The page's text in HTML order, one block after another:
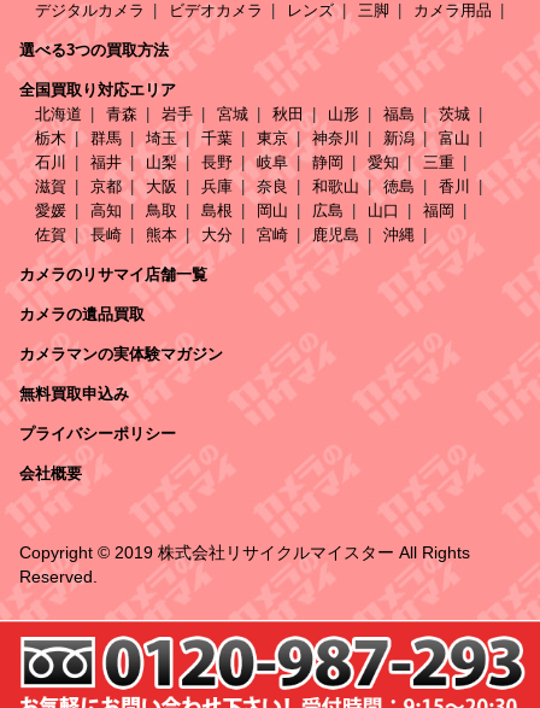
デジタルカメラ
ビデオカメラ レンズ 三脚 カメラ用品
選べる3つの買取方法
全国買取り対応エリア
北海道
青森 岩手 宮城 秋田 山形 福島
茨城
栃木
群馬 埼玉 千葉 東京 神奈川 新潟
富山
石川
福井 山梨 長野 岐阜 静岡 愛知
三重
滋賀
京都 大阪 兵庫 奈良 和歌山 徳島
香川
愛媛
高知 鳥取 島根 岡山 広島 山口
福岡
佐賀
長崎 熊本 大分 宮崎 鹿児島 沖縄
カメラのリサマイ店舗一覧
カメラの遺品買取
カメラマンの実体験マガジン
無料買取申込み
プライバシーポリシー
会社概要
Copyright © 2019 株式会社リサイクルマイスター All Rights
Reserved.